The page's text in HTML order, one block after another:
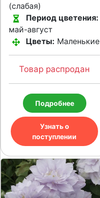
(слабая)
Период цветения:
май-август
Цветы: Маленькие
Товар распродан
Подробнее
Узнать о
поступлении